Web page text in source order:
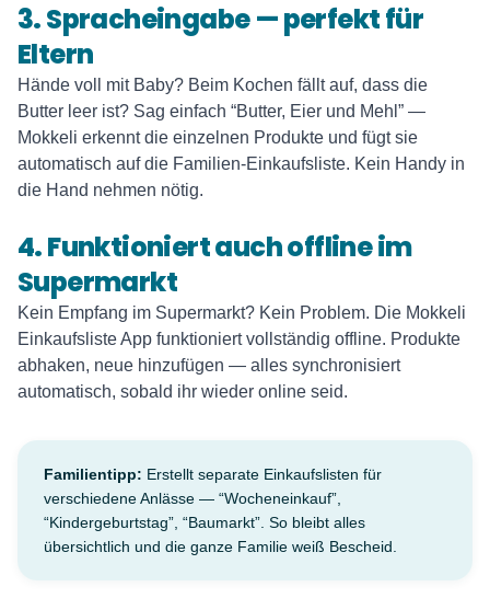
3. Spracheingabe — perfekt für
Eltern
Hände voll mit Baby? Beim Kochen fällt auf, dass die
Butter leer ist? Sag einfach “Butter, Eier und Mehl” —
Mokkeli erkennt die einzelnen Produkte und fügt sie
automatisch auf die Familien-Einkaufsliste. Kein Handy in
die Hand nehmen nötig.
4. Funktioniert auch offline im
Supermarkt
Kein Empfang im Supermarkt? Kein Problem. Die Mokkeli
Einkaufsliste App funktioniert vollständig offline. Produkte
abhaken, neue hinzufügen — alles synchronisiert
automatisch, sobald ihr wieder online seid.
Familientipp: Erstellt separate Einkaufslisten für
verschiedene Anlässe — “Wocheneinkauf”,
“Kindergeburtstag”, “Baumarkt”. So bleibt alles
übersichtlich und die ganze Familie weiß Bescheid.